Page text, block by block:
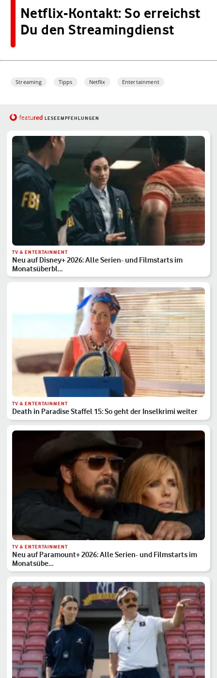
Netflix-Kontakt: So erreichst
Du den Streamingdienst
Streaming Tipps Netflix Entertainment
featured LESEEMPFEHLUNGEN
TV & ENTERTAINMENT
Neu auf Disney+ 2026: Alle Serien- und Filmstarts im
Monatsüberbl…
TV & ENTERTAINMENT
Death in Paradise Staffel 15: So geht der Inselkrimi weiter
TV & ENTERTAINMENT
Neu auf Paramount+ 2026: Alle Serien- und Filmstarts im
Monatsübe…